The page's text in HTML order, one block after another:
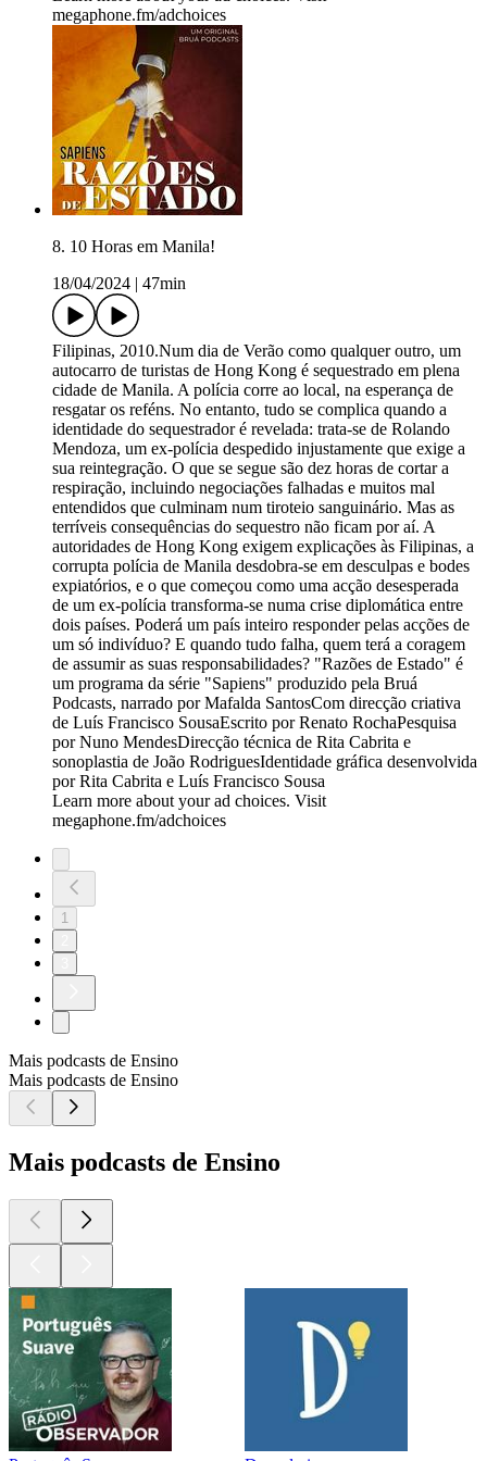
megaphone.fm/adchoices
8. 10 Horas em Manila!
18/04/2024
47min
Filipinas, 2010.Num dia de Verão como qualquer outro, um
autocarro de turistas de Hong Kong é sequestrado em plena
cidade de Manila. A polícia corre ao local, na esperança de
resgatar os reféns. No entanto, tudo se complica quando a
identidade do sequestrador é revelada: trata-se de Rolando
Mendoza, um ex-polícia despedido injustamente que exige a
sua reintegração. O que se segue são dez horas de cortar a
respiração, incluindo negociações falhadas e muitos mal
entendidos que culminam num tiroteio sanguinário. Mas as
terríveis consequências do sequestro não ficam por aí. A
autoridades de Hong Kong exigem explicações às Filipinas, a
corrupta polícia de Manila desdobra-se em desculpas e bodes
expiatórios, e o que começou como uma acção desesperada
de um ex-polícia transforma-se numa crise diplomática entre
dois países. Poderá um país inteiro responder pelas acções de
um só indivíduo? E quando tudo falha, quem terá a coragem
de assumir as suas responsabilidades? "Razões de Estado" é
um programa da série "Sapiens" produzido pela Bruá
Podcasts, narrado por Mafalda SantosCom direcção criativa
de Luís Francisco SousaEscrito por Renato RochaPesquisa
por Nuno MendesDirecção técnica de Rita Cabrita e
sonoplastia de João RodriguesIdentidade gráfica desenvolvida
por Rita Cabrita e Luís Francisco Sousa
Learn more about your ad choices. Visit
megaphone.fm/adchoices
1
Mais podcasts de Ensino
Mais podcasts de Ensino
Mais podcasts de Ensino